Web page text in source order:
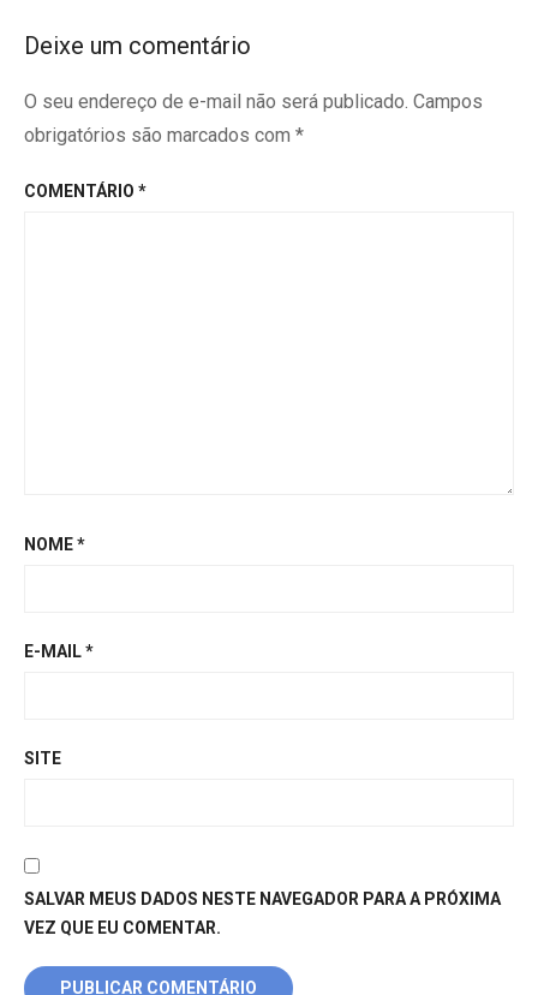
Deixe um comentário
O seu endereço de e-mail não será publicado. Campos
obrigatórios são marcados com *
COMENTÁRIO *
NOME*
E-MAIL*
SITE
SALVAR MEUS DADOS NESTE NAVEGADOR PARA A PRÓXIMA
VEZ QUE EU COMENTAR.